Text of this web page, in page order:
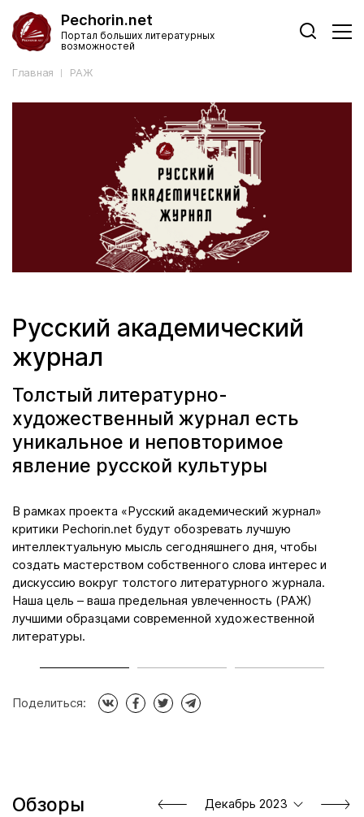
Pechorin.net
Портал больших литературных
возможностей
Главная РАЖ
Русский академический
журнал
Толстый литературно-
художественный журнал есть
уникальное и неповторимое
явление русской культуры
В рамках проекта «Русский академический журнал»
критики Pechorin.net будут обозревать лучшую
интеллектуальную мысль сегодняшнего дня, чтобы
создать мастерством собственного слова интерес и
дискуссию вокруг толстого литературного журнала.
Наша цель – ваша предельная увлеченность (РАЖ)
лучшими образцами современной художественной
литературы.
Поделиться:
Обзоры Декабрь 2023